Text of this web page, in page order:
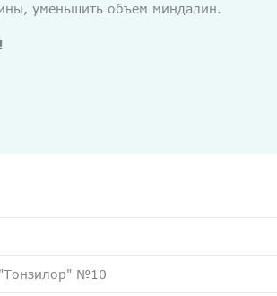
уменьшить объем миндалин.
№10